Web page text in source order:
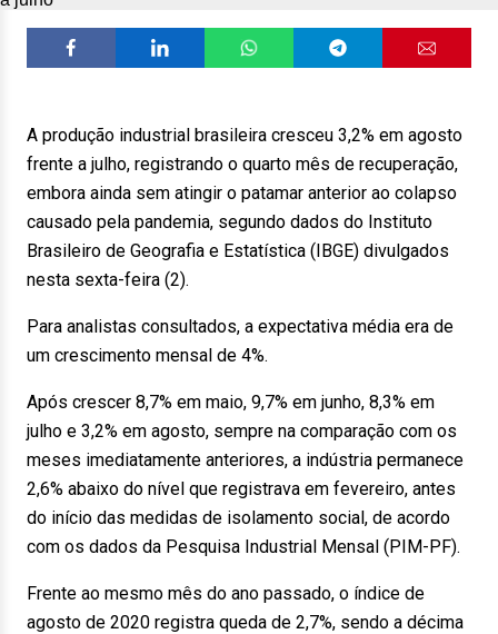
A produção industrial brasileira cresceu 3,2% em agosto
frente a julho, registrando o quarto mês de recuperação,
embora ainda sem atingir o patamar anterior ao colapso
causado pela pandemia, segundo dados do Instituto
Brasileiro de Geografia e Estatística (IBGE) divulgados
nesta sexta-feira (2).
Para analistas consultados, a expectativa média era de
um crescimento mensal de 4%.
Após crescer 8,7% em maio, 9,7% em junho, 8,3% em
julho e 3,2% em agosto, sempre na comparação com os
meses imediatamente anteriores, a indústria permanece
2,6% abaixo do nível que registrava em fevereiro, antes
do início das medidas de isolamento social, de acordo
com os dados da Pesquisa Industrial Mensal (PIM-PF).
Frente ao mesmo mês do ano passado, o índice de
agosto de 2020 registra queda de 2,7%, sendo a décima